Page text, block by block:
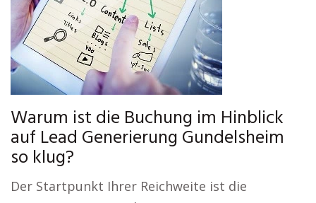
Warum ist die Buchung im Hinblick
auf Lead Generierung Gundelsheim
so klug?
Der Startpunkt Ihrer Reichweite ist die